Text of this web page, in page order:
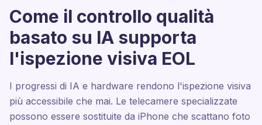
Come il controllo qualità
basato su IA supporta
l'ispezione visiva EOL
I progressi di IA e hardware rendono l'ispezione visiva
più accessibile che mai. Le telecamere specializzate
possono essere sostituite da iPhone che scattano foto